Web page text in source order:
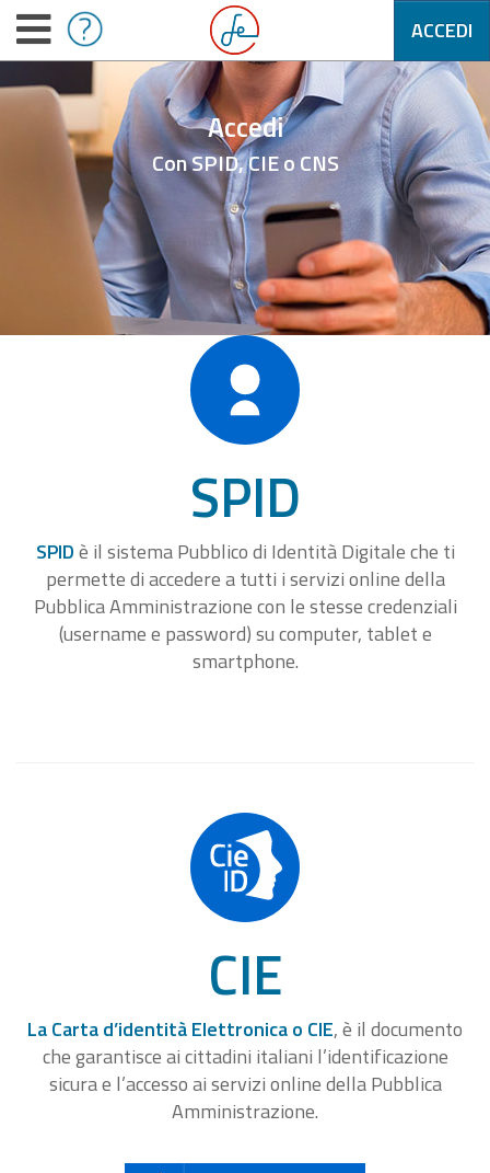
ACCEDI
Accedi
Con SPID, CIE o CNS
SPID
SPIDè il sistema Pubblico di Identità Digitale che ti
permette di accedere a tutti i servizi online della
Pubblica Amministrazione con le stesse credenziali
(username e password) su computer, tablet e
smartphone.
CIE
La Carta d’identità Elettronica o CIE, è il documento
che garantisce ai cittadini italiani l’identificazione
sicura e l’accesso ai servizi online della Pubblica
Amministrazione.